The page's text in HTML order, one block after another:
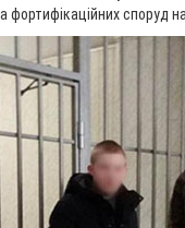
споруд на